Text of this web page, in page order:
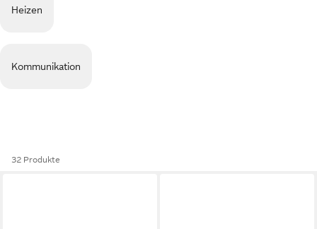
Heizen
Kommunikation
32 Produkte